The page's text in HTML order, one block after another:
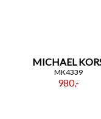
MICHAEL
MK4339
980,-